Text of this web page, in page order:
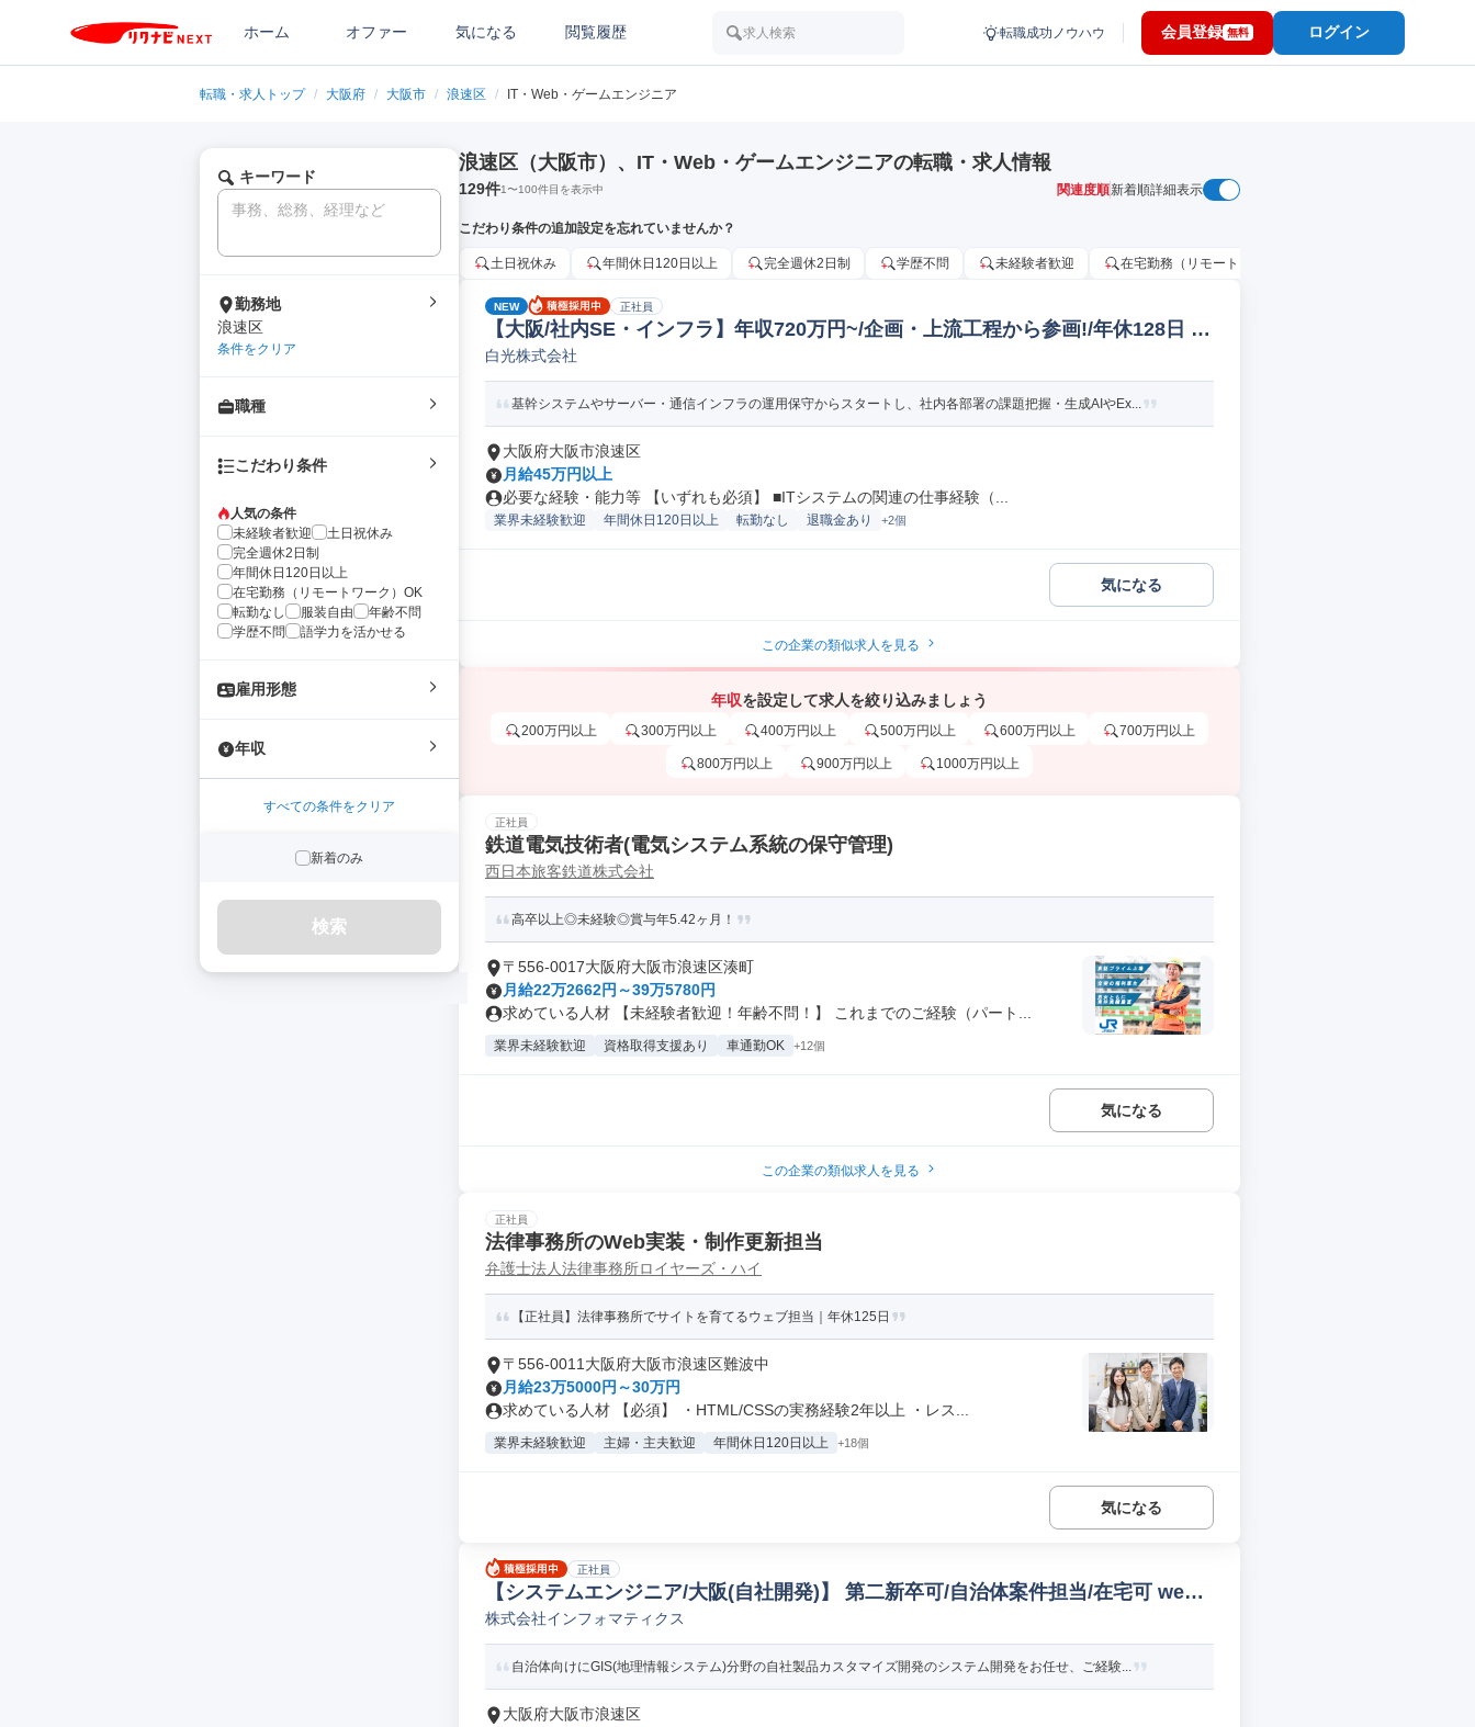
ホーム オファー 気になる 閲覧履歴 求人検索 転職成功ノウハウ 会員登録 無料 ログイン
転職・求人トップ / 大阪府 / 大阪市 / 浪速区 / IT・Web・ゲームエンジニア
キーワード
勤務地
浪速区
条件をクリア
職種
こだわり条件
人気の条件
未経験者歓迎
土日祝休み
完全週休2日制
年間休日120日以上
在宅勤務（リモートワーク）OK
転勤なし
服装自由
年齢不問
学歴不問
語学力を活かせる
雇用形態
年収
すべての条件をクリア
新着のみ
検索
浪速区（大阪市）、IT・Web・ゲームエンジニアの転職・求人情報
129件1〜100件目を表示中 関連度順新着順詳細表示
こだわり条件の追加設定を忘れていませんか？
土日祝休み 年間休日120日以上 完全週休2日制 学歴不問 未経験者歓迎 在宅勤務（リモートワーク）OK
NEW 正社員
【大阪/社内SE・インフラ】年収720万円~/企画・上流工程から参画!/年休128日 社
内システムエンジニア
白光株式会社
基幹システムやサーバー・通信インフラの運用保守からスタートし、社内各部署の課題把握・生成AIやEx...
大阪府大阪市浪速区
月給45万円以上
必要な経験・能力等 【いずれも必須】 ■ITシステムの関連の仕事経験（...
業界未経験歓迎 年間休日120日以上 転勤なし 退職金あり +2個
気になる
この企業の類似求人を見る
年収を設定して求人を絞り込みましょう
200万円以上 300万円以上 400万円以上 500万円以上 600万円以上 700万円以上
800万円以上 900万円以上 1000万円以上
正社員
鉄道電気技術者(電気システム系統の保守管理)
西日本旅客鉄道株式会社
高卒以上◎未経験◎賞与年5.42ヶ月！
〒556-0017大阪府大阪市浪速区湊町
月給22万2662円～39万5780円
求めている人材 【未経験者歓迎！年齢不問！】 これまでのご経験（パート...
業界未経験歓迎 資格取得支援あり 車通勤OK +12個
気になる
この企業の類似求人を見る
正社員
法律事務所のWeb実装・制作更新担当
弁護士法人法律事務所ロイヤーズ・ハイ
【正社員】法律事務所でサイトを育てるウェブ担当｜年休125日
〒556-0011大阪府大阪市浪速区難波中
月給23万5000円～30万円
求めている人材 【必須】 ・HTML/CSSの実務経験2年以上 ・レス...
業界未経験歓迎 主婦・主夫歓迎 年間休日120日以上 +18個
気になる
正社員
【システムエンジニア/大阪(自社開発)】 第二新卒可/自治体案件担当/在宅可 web/
オープンSE
株式会社インフォマティクス
自治体向けにGIS(地理情報システム)分野の自社製品カスタマイズ開発のシステム開発をお任せ、ご経験...
大阪府大阪市浪速区